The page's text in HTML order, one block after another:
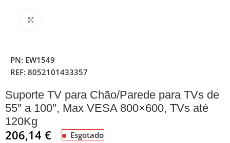
PN: EW1549
REF:8052101433357
Suporte TV para Chão/Parede para TVs de
55″ a 100″, Max VESA 800×600, TVs até
120Kg
206,14€ Esgotado